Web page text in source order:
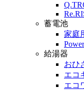
蓄電池
家庭
給湯器
おひ
エコ
エコ